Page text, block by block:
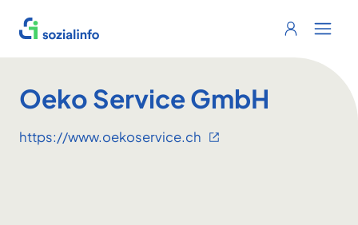
Sozialinfo
Login
Oeko Service GmbH
https://www.oekoservice.ch